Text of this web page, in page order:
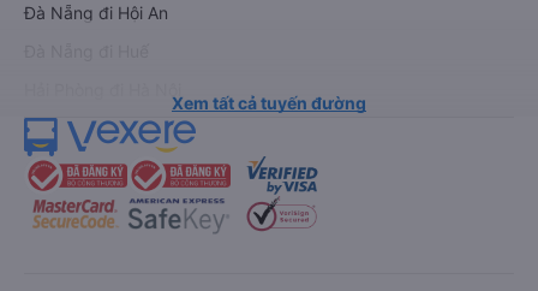
Đà Nẵng đi Hội An
Xem tất cả tuyến đường